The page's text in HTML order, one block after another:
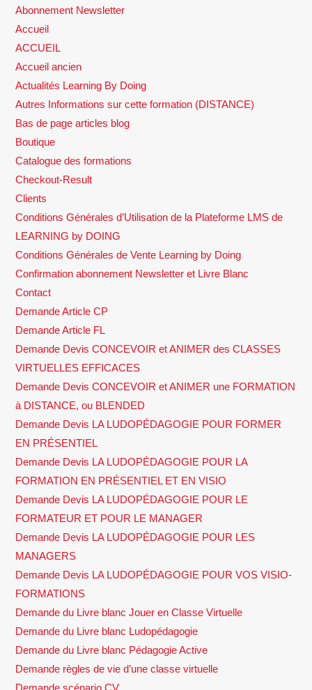
Abonnement Newsletter
Accueil
ACCUEIL
Accueil ancien
Actualités Learning By Doing
Autres Informations sur cette formation (DISTANCE)
Bas de page articles blog
Boutique
Catalogue des formations
Checkout-Result
Clients
Conditions Générales d’Utilisation de la Plateforme LMS de
LEARNING by DOING
Conditions Générales de Vente Learning by Doing
Confirmation abonnement Newsletter et Livre Blanc
Contact
Demande Article CP
Demande Article FL
Demande Devis CONCEVOIR et ANIMER des CLASSES
VIRTUELLES EFFICACES
Demande Devis CONCEVOIR et ANIMER une FORMATION
à DISTANCE, ou BLENDED
Demande Devis LA LUDOPÉDAGOGIE POUR FORMER
EN PRÉSENTIEL
Demande Devis LA LUDOPÉDAGOGIE POUR LA
FORMATION EN PRÉSENTIEL ET EN VISIO
Demande Devis LA LUDOPÉDAGOGIE POUR LE
FORMATEUR ET POUR LE MANAGER
Demande Devis LA LUDOPÉDAGOGIE POUR LES
MANAGERS
Demande Devis LA LUDOPÉDAGOGIE POUR VOS VISIO-
FORMATIONS
Demande du Livre blanc Jouer en Classe Virtuelle
Demande du Livre blanc Ludopédagogie
Demande du Livre blanc Pédagogie Active
Demande règles de vie d’une classe virtuelle
Demande scénario CV